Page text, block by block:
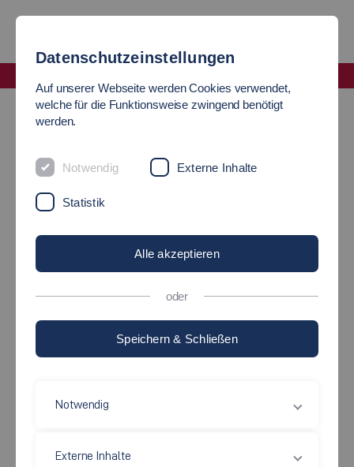
Veranstaltungen Alumni-Anmeldung SABP
ALUMNI SABP
Anmeldung
Bitte melden Sie sich hier mit Ihren Daten an
männlich
Nachname*
Datenschutzeinstellungen
Auf unserer Webseite werden Cookies verwendet,
welche für die Funktionsweise zwingend benötigt
werden.
Notwendig Externe Inhalte
Statistik
Alle akzeptieren
oder
Speichern & Schließen
Notwendig
Externe Inhalte